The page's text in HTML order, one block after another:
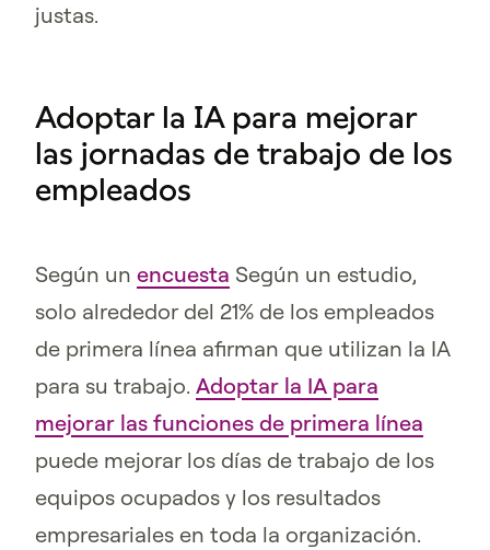
justas.
Adoptar la IA para mejorar
las jornadas de trabajo de los
empleados
Según un encuesta Según un estudio,
solo alrededor del 21% de los empleados
de primera línea afirman que utilizan la IA
para su trabajo. Adoptar la IA para
mejorar las funciones de primera línea
puede mejorar los días de trabajo de los
equipos ocupados y los resultados
empresariales en toda la organización.